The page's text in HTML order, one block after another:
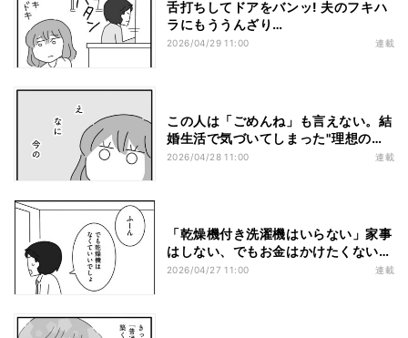
舌打ちしてドアをバンッ! 夫のフキハ
ラにもううんざり…
2026/04/29 11:00 連載
この人は「ごめんね」も言えない。結
婚生活で気づいてしまった"理想の
夫"の本当の姿
2026/04/28 11:00 連載
「乾燥機付き洗濯機はいらない」家事
はしない、でもお金はかけたくない夫
の言い分とは?
2026/04/27 11:00 連載